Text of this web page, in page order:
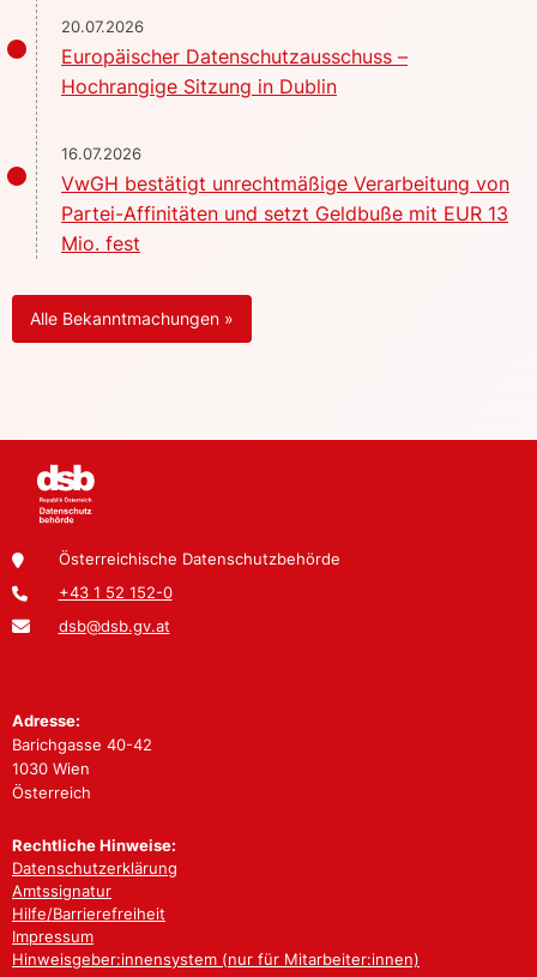
20.07.2026
Europäischer Datenschutzausschuss –
Hochrangige Sitzung in Dublin
16.07.2026
VwGH bestätigt unrechtmäßige Verarbeitung von
Partei-Affinitäten und setzt Geldbuße mit EUR 13
Mio. fest
Alle Bekanntmachungen »
Österreichische Datenschutzbehörde
+43 1 52 152-0
dsb@dsb.gv.at
Adresse:
Barichgasse 40-42
1030 Wien
Österreich
Rechtliche Hinweise:
Datenschutzerklärung
Amtssignatur
Hilfe/Barrierefreiheit
Impressum
Hinweisgeber:innensystem (nur für Mitarbeiter:innen)